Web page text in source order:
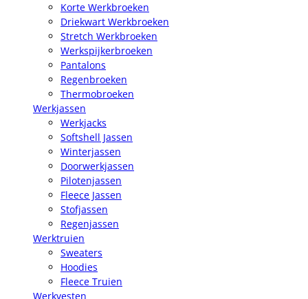
Korte Werkbroeken
Driekwart Werkbroeken
Stretch Werkbroeken
Werkspijkerbroeken
Pantalons
Regenbroeken
Thermobroeken
Werkjassen
Werkjacks
Softshell Jassen
Winterjassen
Doorwerkjassen
Pilotenjassen
Fleece Jassen
Stofjassen
Regenjassen
Werktruien
Sweaters
Hoodies
Fleece Truien
Werkvesten